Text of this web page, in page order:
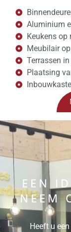
Aluminium
Keukens op
Meubilair
Terrassen
Plaatsing
EEN
NEEM
Heeft u